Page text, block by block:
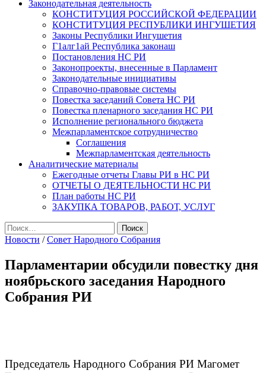
Законодательная деятельность
КОНСТИТУЦИЯ РОССИЙСКОЙ ФЕДЕРАЦИИ
КОНСТИТУЦИЯ РЕСПУБЛИКИ ИНГУШЕТИЯ
Законы Республики Ингушетия
Г1алг1ай Республика законаш
Постановления НС РИ
Законопроекты, внесенные в Парламент
Законодательные инициативы
Справочно-правовые системы
Повестка заседаний Совета НС РИ
Повестка пленарного заседания НС РИ
Исполнение регионального бюджета
Межпарламентское сотрудничество
Соглашения
Межпарламентская деятельность
Аналитические материалы
Ежегодные отчеты Главы РИ в НС РИ
ОТЧЕТЫ О ДЕЯТЕЛЬНОСТИ НС РИ
План работы НС РИ
ЗАКУПКА ТОВАРОВ, РАБОТ, УСЛУГ
Найти:
Новости /Совет Народного Собрания
Парламентарии обсудили повестку дня
ноябрьского заседания Народного
Собрания РИ
Председатель Народного Собрания РИ Магомет